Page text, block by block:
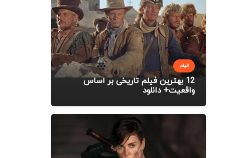
فیلم
12 بهترین فیلم تاریخی بر اساس
واقعیت+ دانلود